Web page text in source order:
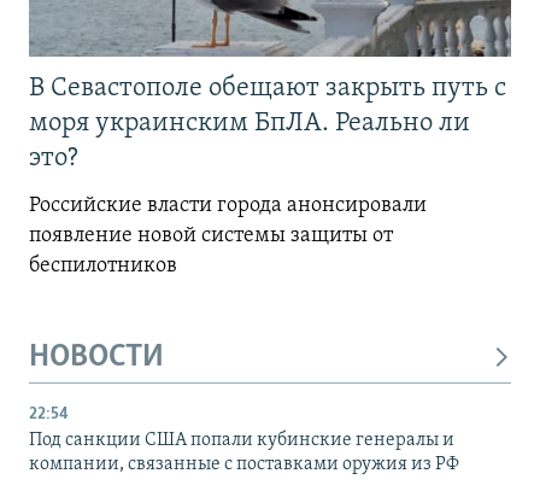
В Севастополе обещают закрыть путь с
моря украинским БпЛА. Реально ли
это?
Российские власти города анонсировали
появление новой системы защиты от
беспилотников
НОВОСТИ
22:54
Под санкции США попали кубинские генералы и
компании, связанные с поставками оружия из РФ